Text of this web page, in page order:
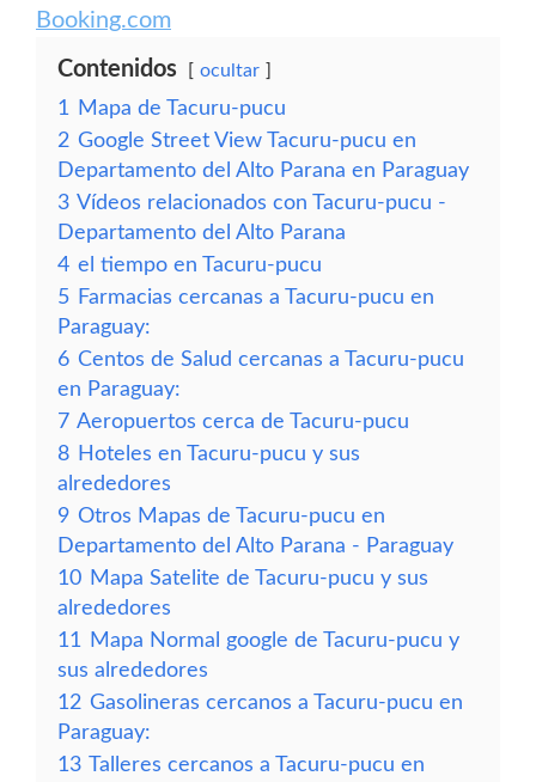
Booking.com
Contenidos ocultar
1
Mapa de Tacuru-pucu
2 Google Street View Tacuru-pucu en
Departamento del Alto Parana en Paraguay
3 Vídeos relacionados con Tacuru-pucu -
Departamento del Alto Parana
4 el tiempo en Tacuru-pucu
5 Farmacias cercanas a Tacuru-pucu en
Paraguay:
6 Centos de Salud cercanas a Tacuru-pucu
en Paraguay:
7 Aeropuertos cerca de Tacuru-pucu
8 Hoteles en Tacuru-pucu y sus
alrededores
9 Otros Mapas de Tacuru-pucu en
Departamento del Alto Parana - Paraguay
10 Mapa Satelite de Tacuru-pucu y sus
alrededores
11
Mapa Normal google de Tacuru-pucu y
sus alrededores
12 Gasolineras cercanos a Tacuru-pucu en
Paraguay:
13 Talleres cercanos a Tacuru-pucu en